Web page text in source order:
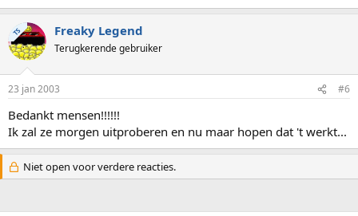
TS Freaky Legend
Terugkerende gebruiker
23 jan 2003 #6
Bedankt mensen!!!!!!
Ik zal ze morgen uitproberen en nu maar hopen dat 't werkt...
Niet open voor verdere reacties.